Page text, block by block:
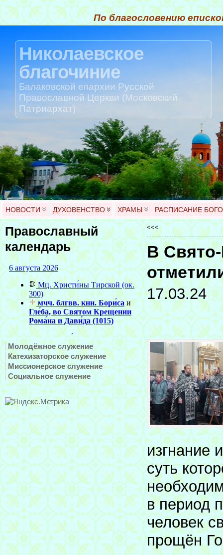
По благословению
Николаевское
благочиние
Балаковской епархии Русской
Православной Церкви (Московский
Патриархат)
НОВОСТИ ДУХОВЕНСТВО ХРАМЫ РАСПИСАНИЕ
Православный
календарь
Молодёжное служение
Катехизаторское служение
Миссионерское служение
Социальное служение
<<<
В Свято-
17.03.24
изгнание
суть
в период
человек
прощён